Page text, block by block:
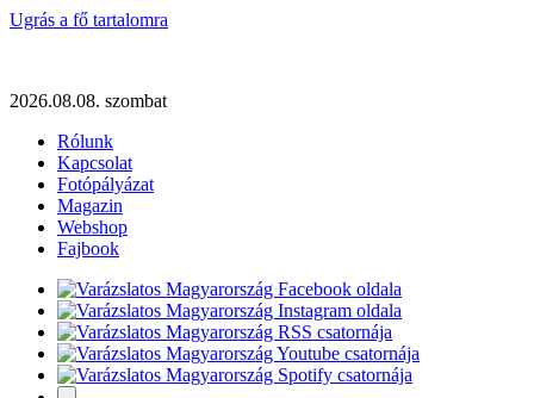
Ugrás a fő tartalomra
2026.08.08. szombat
Rólunk
Kapcsolat
Fotópályázat
Magazin
Webshop
Fajbook